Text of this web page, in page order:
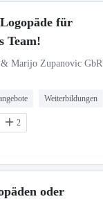
für
Team!
Marijo Zupanovic GbR
Weiterbildungen
2
oder